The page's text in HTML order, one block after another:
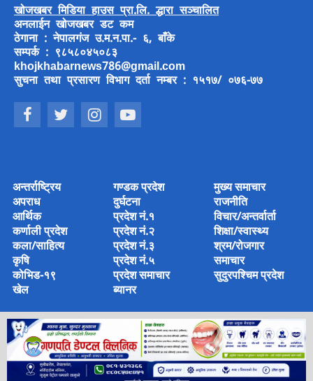
खोजखबर मिडिया हाउस प्रा.लि. द्धारा सञ्चालित
अनलाईन खोजखबर डट कम
ठेगाना : नेपालगंज उ.म.न.पा.- ६, बाँके
सम्पर्क : ९८५८०४५०८३
khojkhabarnews786@gmail.com
सुचना तथा प्रसारण विभाग दर्ता नम्बर : १५१७/ ०७६-७७
अन्तर्राष्ट्रिय
अपराध
आर्थिक
कर्णाली प्रदेश
कला/साहित्य
कृषि
कोभिड-१९
खेल
गण्डक प्रदेश
दुर्घटना
प्रदेश नं.१
प्रदेश नं.२
प्रदेश नं.३
प्रदेश नं.५
प्रदेश समाचार
ब्यानर
मुख्य समाचार
राजनीति
विचार/अन्तर्वार्ता
शिक्षा/स्वास्थ्य
श्रम/रोजगार
समाचार
सुदुरपश्चिम प्रदेश
© 2022 Copyright © 2022 khoj khabar Media House Pvt Ltd
Designed & Developed byAmjad Ansari.